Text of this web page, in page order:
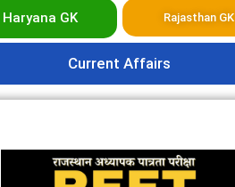
Haryana GK Rajasthan GK
Current Affairs